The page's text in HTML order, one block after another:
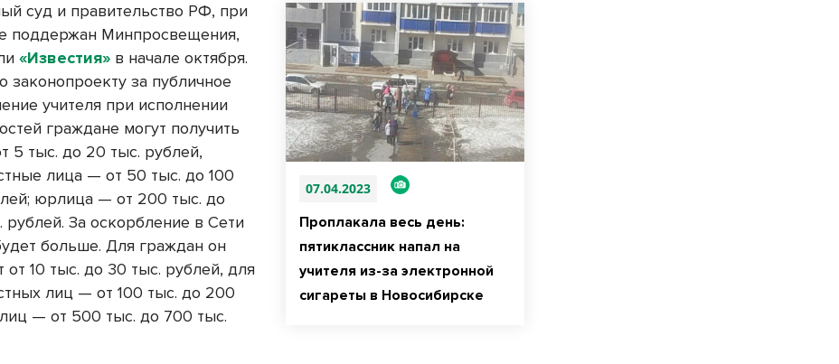
07.04.2023
Проплакала весь день:
пятиклассник напал на
учителя из-за электронной
сигареты в Новосибирске
суд и правительство РФ, при
поддержан Минпросвещения,
«Известия» в начале октября.
законопроекту за публичное
учителя при исполнении
граждане могут получить
5 тыс. до 20 тыс. рублей,
лица — от 50 тыс. до 100
юрлица — от 200 тыс. до
рублей. За оскорбление в Сети
больше. Для граждан он
от 10 тыс. до 30 тыс. рублей, для
лиц — от 100 тыс. до 200
— от 500 тыс. до 700 тыс.